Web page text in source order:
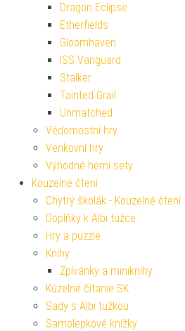
Dragon Eclipse
Etherfields
Gloomhaven
ISS Vanguard
Stalker
Tainted Grail
Unmatched
Vědomostní hry
Venkovní hry
Výhodné herní sety
Kouzelné čtení
Chytrý školák - Kouzelné čtení
Doplňky k Albi tužce
Hry a puzzle
Knihy
Zpívánky a miniknihy
Kúzelné čítanie SK
Sady s Albi tužkou
Samolepkové knížky